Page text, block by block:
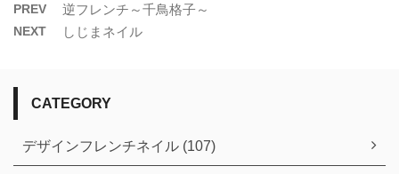
PREV 逆フレンチ～千鳥格子～
NEXT しじまネイル
CATEGORY
デザインフレンチネイル (107)